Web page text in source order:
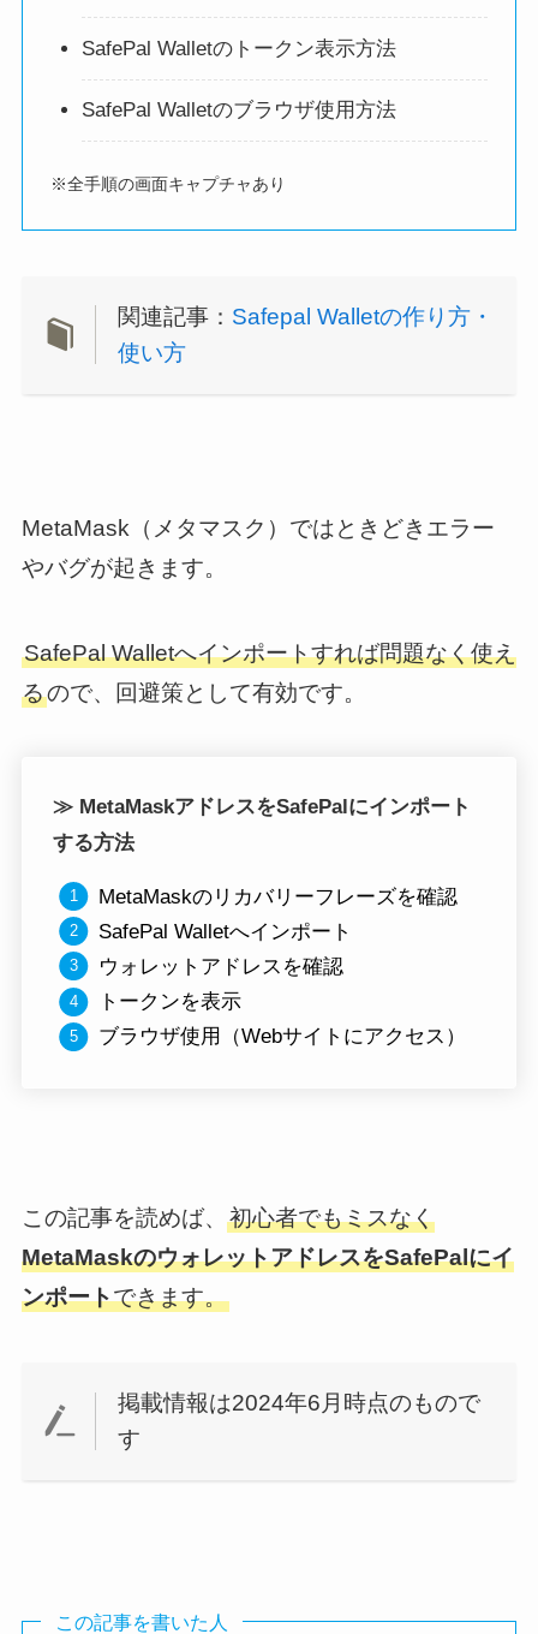
SafePal Walletのトークン表示方法
SafePal Walletのブラウザ使用方法
※全手順の画面キャプチャあり
関連記事： Safepal Walletの作り方・
使い方
MetaMask（メタマスク）ではときどきエラー
やバグが起きます。
SafePal Walletへインポートすれば問題なく使え
るので、回避策として有効です。
≫ MetaMaskアドレスをSafePalにインポート
する方法
MetaMaskのリカバリーフレーズを確認
SafePal Walletへインポート
ウォレットアドレスを確認
トークンを表示
ブラウザ使用（Webサイトにアクセス ）
この記事を読めば、 初心者でもミスなく
MetaMaskのウォレットアドレスをSafePalにイ
ンポートできます。
掲載情報は2024年6月時点のもので
す
この記事を書いた人